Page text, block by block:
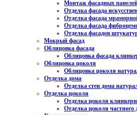
Монтаж фасадных
Отделка фасада
Отделка фасада
Отделка фасада
Отделка фасадов
Мокрый фасад
Облицовка фасада
Облицовка фасада
Облицовка цоколя
Облицовка цоколя
Отделка дома
Отделка стен дома
Отделка цоколя
Отделка цоколя
Отделка цоколя